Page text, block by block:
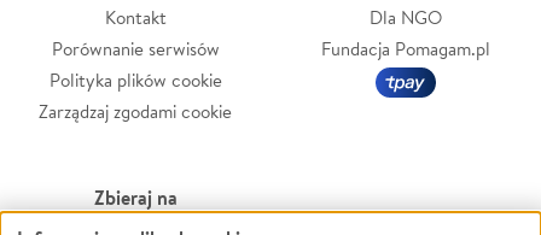
Kontakt
Porównanie serwisów
Polityka plików cookie
Zarządzaj zgodami cookie
Dla NGO
Fundacja Pomagam.pl
Zbieraj na